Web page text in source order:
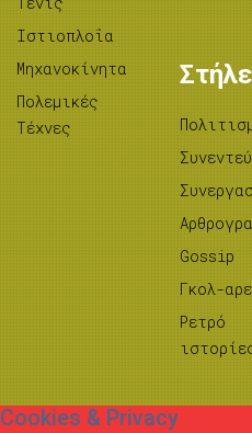
Ιστιοπλοΐα
Μηχανοκίνητα
Πολεμικές
Τέχνες
Gossip
Γκολ-
Ρετρό
Cookies & Privacy